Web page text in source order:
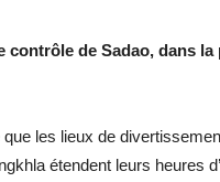
contrôle de Sadao, dans
les lieux de
étendent leurs heures